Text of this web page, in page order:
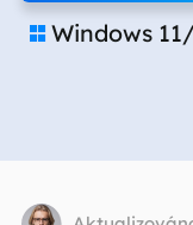
 Windows